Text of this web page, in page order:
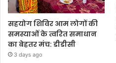
सहयोग शिविर आम लोगों की
समस्याओं के त्वरित समाधान
का बेहतर मंच: डीडीसी
3 days ago